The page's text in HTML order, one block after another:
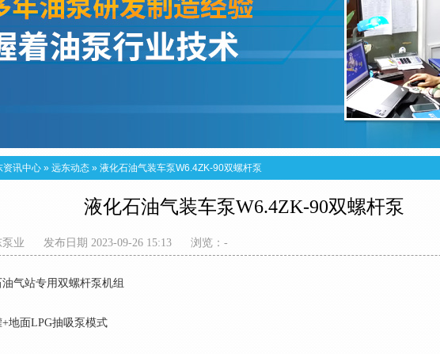
资讯中心 » 远东动态 » 液化石油气装车泵W6.4ZK-90双螺杆泵
液化石油气装车泵W6.4ZK-90双螺杆泵
业 发布日期 2023-09-26 15:13 浏览： -
气站专用双螺杆泵机组
地面LPG抽吸泵模式